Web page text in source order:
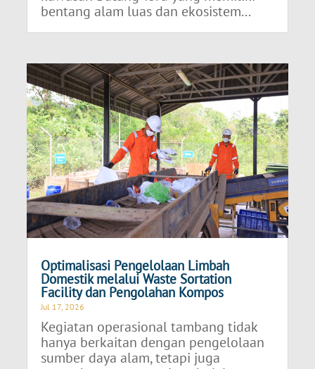
bentang alam luas dan ekosistem...
Optimalisasi Pengelolaan Limbah
Domestik melalui Waste Sortation
Facility dan Pengolahan Kompos
Jul 17, 2026
Kegiatan operasional tambang tidak
hanya berkaitan dengan pengelolaan
sumber daya alam, tetapi juga